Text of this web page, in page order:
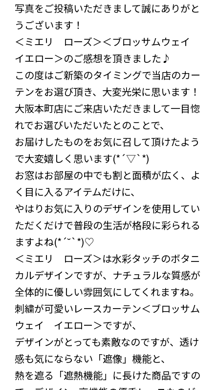
写真をご投稿いただきまして誠にありがと
うございます！
＜ミエリ ローズ＞＜ブロッサムウェイ
イエロー＞のご感想を頂きました♪
この度はご新築のタイミングで当店のカー
テンをお選び頂き、大変光栄に思います！
大阪本町店にご来店いただきまして一目惚
れでお選びいただいたとのことで、
お届けしたものをお気に召して頂けたよう
で大変嬉しく思います(*´▽`*)
お窓はお部屋の中でも割と面積が広く、よ
く目に入るアイテムだけに、
やはりお気に入りのデザインを使用してい
ただくだけで普段の生活が格段に彩られる
ますよね(*´˘`*)♡
＜ミエリ ローズ＞は水彩タッチのボタニ
カルデザインですが、ナチュラルな質感が
全体的に優しい雰囲気にしてくれますね。
刺繍が可愛いレースカーテン＜ブロッサム
ウェイ イエロー＞ですが、
デザインがとっても素敵なのですが、透け
感も気にならない「遮像」機能と、
熱を遮る「遮熱機能」に長けた商品ですの